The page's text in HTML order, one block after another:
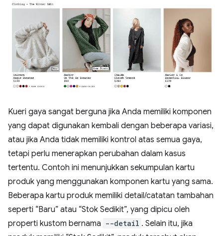
Kueri gaya sangat berguna jika Anda memiliki komponen
yang dapat digunakan kembali dengan beberapa variasi,
atau jika Anda tidak memiliki kontrol atas semua gaya,
tetapi perlu menerapkan perubahan dalam kasus
tertentu. Contoh ini menunjukkan sekumpulan kartu
produk yang menggunakan komponen kartu yang sama.
Beberapa kartu produk memiliki detail/catatan tambahan
seperti “Baru” atau “Stok Sedikit”, yang dipicu oleh
properti kustom bernama --detail . Selain itu, jika